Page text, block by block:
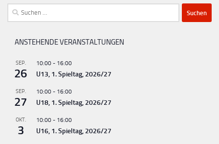
Suchen
nach:
ANSTEHENDE VERANSTALTUNGEN
SEP.
26
10:00 - 16:00
U13, 1. Spieltag, 2026/27
SEP.
27
10:00 - 16:00
U18, 1. Spieltag, 2026/27
OKT.
3
10:00 - 16:00
U16, 1. Spieltag, 2026/27